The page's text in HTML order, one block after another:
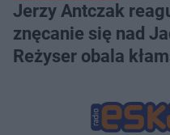
Jerzy Antczak
znęcanie się nad
Reżyser obala